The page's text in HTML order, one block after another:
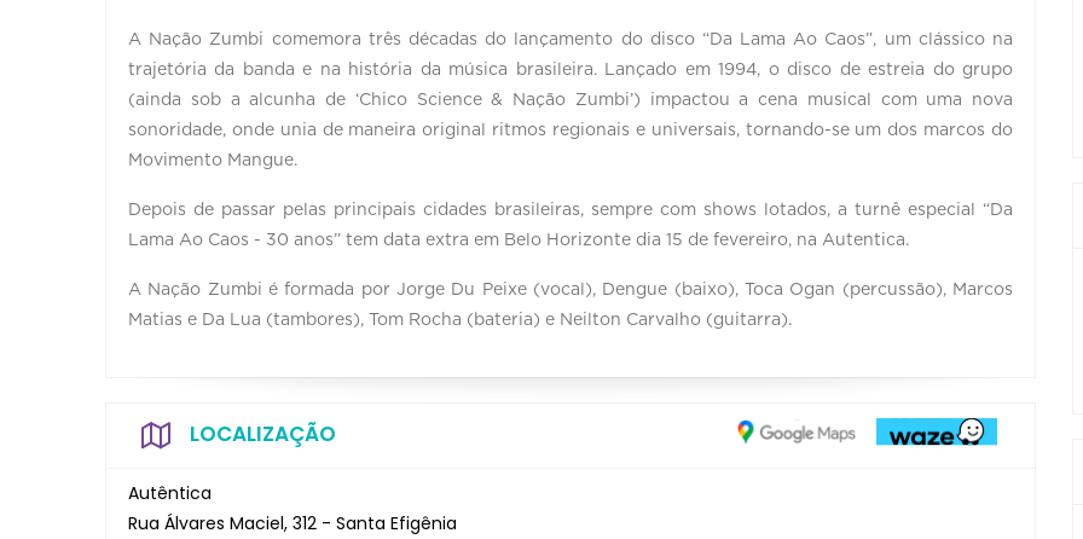
A Nação Zumbi comemora três décadas do lançamento do disco “Da Lama Ao Caos”, um clássico na
trajetória da banda e na história da música brasileira. Lançado em 1994, o disco de estreia do grupo
(ainda sob a alcunha de ‘Chico Science & Nação Zumbi’) impactou a cena musical com uma nova
sonoridade, onde unia de maneira original ritmos regionais e universais, tornando-se um dos marcos do
Movimento Mangue.
Depois de passar pelas principais cidades brasileiras, sempre com shows lotados, a turnê especial “Da
Lama Ao Caos - 30 anos” tem data extra em Belo Horizonte dia 15 de fevereiro, na Autentica.
A Nação Zumbi é formada por Jorge Du Peixe (vocal), Dengue (baixo), Toca Ogan (percussão), Marcos
Matias e Da Lua (tambores), Tom Rocha (bateria) e Neilton Carvalho (guitarra).
LOCALIZAÇÃO
Autêntica
Rua Álvares Maciel, 312 - Santa Efigênia